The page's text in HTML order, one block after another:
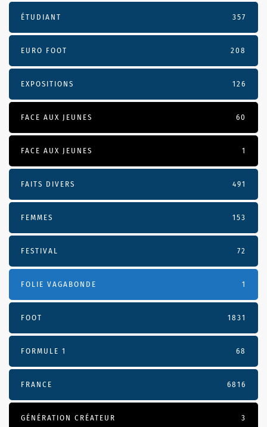
ÉTUDIANT 357
EURO FOOT 208
EXPOSITIONS 126
FACE AUX JEUNES 60
FACE AUX JEUNES 1
FAITS DIVERS 491
FEMMES 153
FESTIVAL 72
FOLIE VAGABONDE 1
FOOT 1831
FORMULE 1 68
FRANCE 6816
GÉNÉRATION CRÉATEUR 3